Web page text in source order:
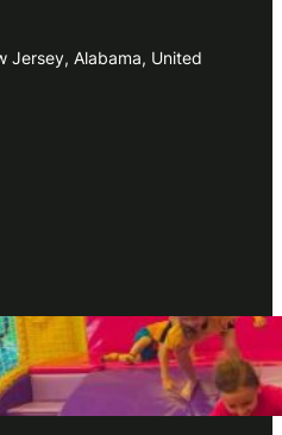
Jersey, Alabama, United